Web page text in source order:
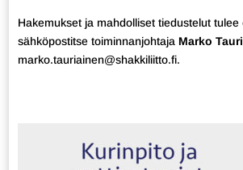
Hakemukset ja mahdolliset tiedustelut tulee
sähköpostitse toiminnanjohtaja Marko
marko.tauriainen@shakkiliitto.fi.